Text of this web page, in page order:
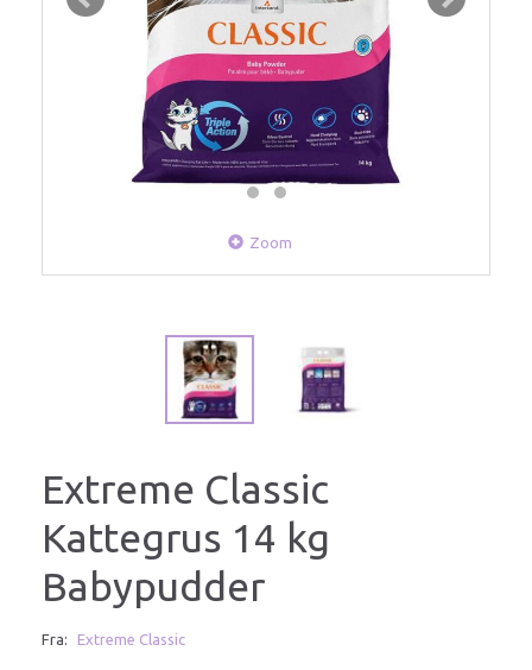
Zoom
Extreme Classic
Kattegrus 14 kg
Babypudder
Fra: Extreme Classic